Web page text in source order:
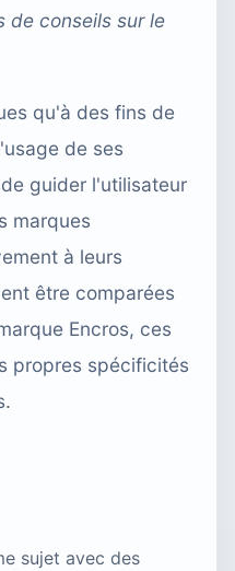
de conseils sur le
qu'à des fins de
de ses
guider l'utilisateur
marques
à leurs
être comparées
Encros, ces
propres spécificités
sujet avec des